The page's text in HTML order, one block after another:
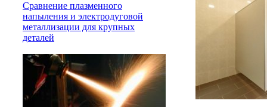
Сравнение плазменного
напыления и электродуговой
металлизации для крупных
деталей